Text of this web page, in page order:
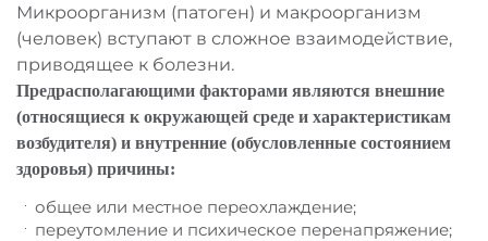
Микроорганизм (патоген) и макроорганизм
(человек) вступают в сложное взаимодействие,
приводящее к болезни.
Предрасполагающими факторами являются внешние
(относящиеся к окружающей среде и характеристикам
возбудителя) и внутренние (обусловленные состоянием
здоровья) причины:
общее или местное переохлаждение;
переутомление и психическое перенапряжение;